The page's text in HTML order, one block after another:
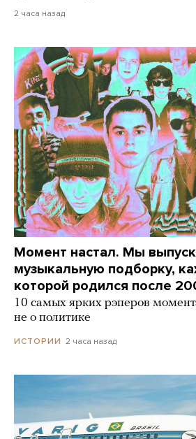
2 часа назад
Момент настал. Мы
музыкальную подборку,
которой родился после
10 самых ярких рэперов
не о политике
ИСТОРИИ 2 часа назад